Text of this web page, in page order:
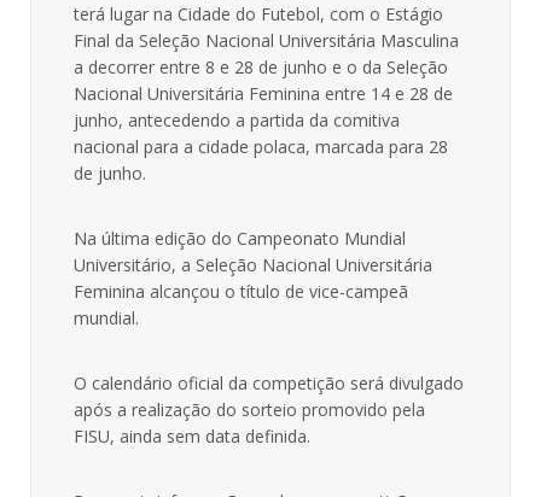
terá lugar na Cidade do Futebol, com o Estágio
Final da Seleção Nacional Universitária Masculina
a decorrer entre 8 e 28 de junho e o da Seleção
Nacional Universitária Feminina entre 14 e 28 de
junho, antecedendo a partida da comitiva
nacional para a cidade polaca, marcada para 28
de junho.
Na última edição do Campeonato Mundial
Universitário, a Seleção Nacional Universitária
Feminina alcançou o título de vice-campeã
mundial.
O calendário oficial da competição será divulgado
após a realização do sorteio promovido pela
FISU, ainda sem data definida.